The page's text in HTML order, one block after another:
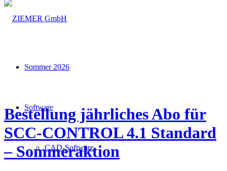
Sommer 2026
Software
CAD-Software
Bestellung jährliches Abo für
SCC-CONTROL 4.1 Standard
– Sommeraktion